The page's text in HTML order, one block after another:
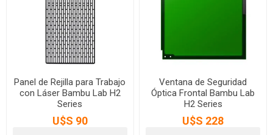
Panel de Rejilla para Trabajo
con Láser Bambu Lab H2
Series
U$S 90
Ventana de Seguridad
Óptica Frontal Bambu Lab
H2 Series
U$S 228